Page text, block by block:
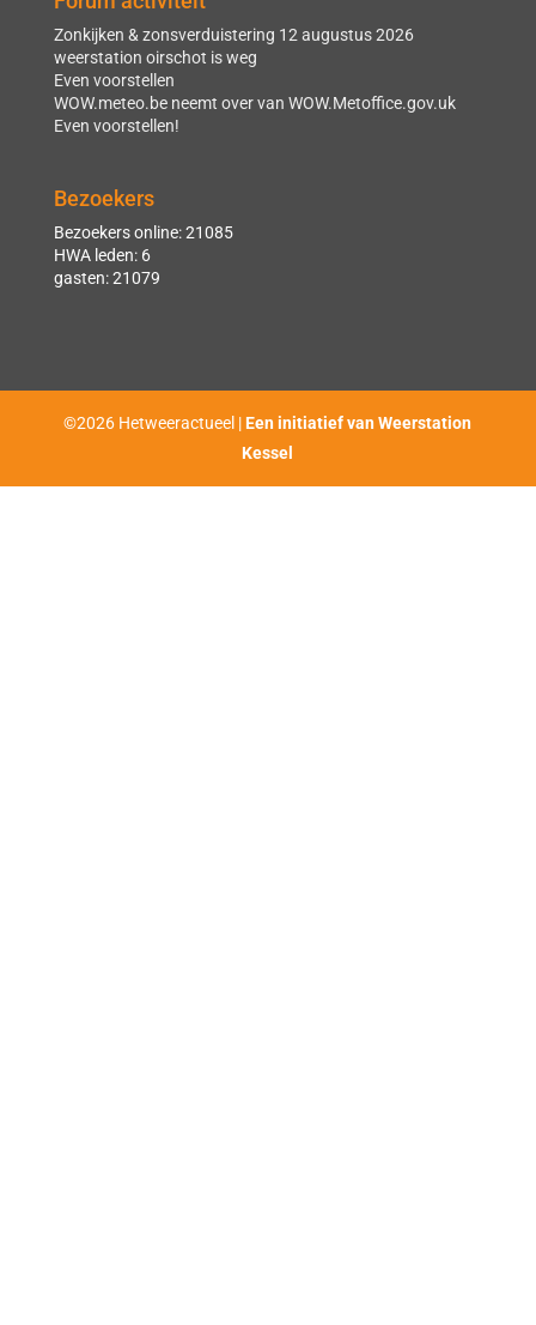
Zonkijken & zonsverduistering 12 augustus 2026
weerstation oirschot is weg
Even voorstellen
WOW.meteo.be neemt over van WOW.Metoffice.gov.uk
Even voorstellen!
Bezoekers
Bezoekers online: 21085
HWA leden: 6
gasten: 21079
©2026 Hetweeractueel |Een initiatief van Weerstation
Kessel